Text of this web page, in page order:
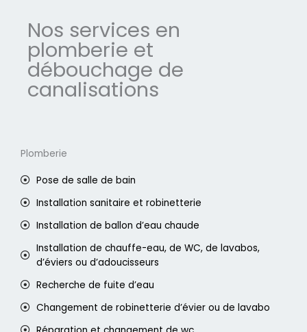
Nos services en
plomberie et
débouchage de
canalisations
Plomberie
Pose de salle de bain
Installation sanitaire et robinetterie
Installation de ballon d’eau chaude
Installation de chauffe-eau, de WC, de lavabos,
d’éviers ou d’adoucisseurs
Recherche de fuite d’eau
Changement de robinetterie d’évier ou de lavabo